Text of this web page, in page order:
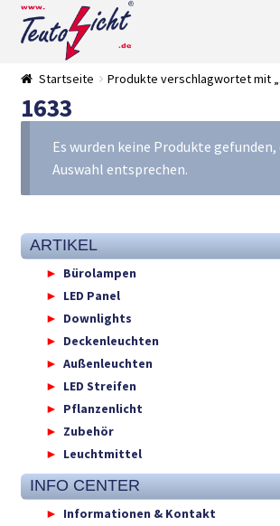
Zur
Navigation
springen
Springe
zum
Startseite Produkte verschlagwortet mit
1633
Es wurden keine Produkte gefunden,
Auswahl entsprechen.
ARTIKEL
Bürolampen
LED Panel
Downlights
Deckenleuchten
Außenleuchten
LED Streifen
Pflanzenlicht
Zubehör
Leuchtmittel
INFO CENTER
Informationen & Kontakt